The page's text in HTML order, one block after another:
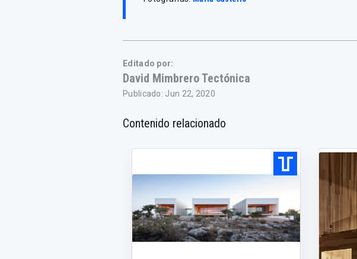
Editado por:
David Mimbrero Tectónica
Publicado: Jun 22, 2020
Contenido relacionado